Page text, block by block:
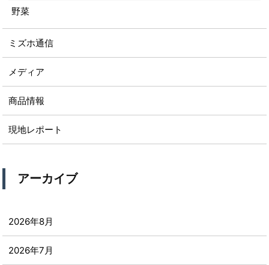
野菜
ミズホ通信
メディア
商品情報
現地レポート
アーカイブ
2026年8月
2026年7月